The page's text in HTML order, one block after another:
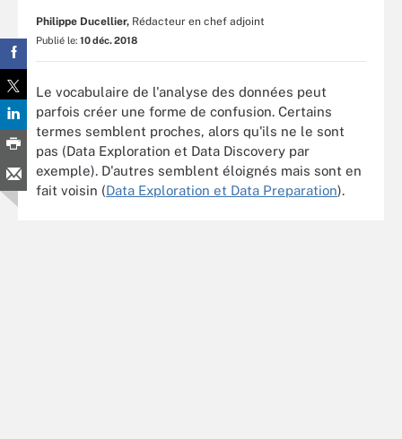
Philippe Ducellier, Rédacteur en chef adjoint
Publié le: 10 déc. 2018
Le vocabulaire de l'analyse des données peut
parfois créer une forme de confusion. Certains
termes semblent proches, alors qu'ils ne le sont
pas (Data Exploration et Data Discovery par
exemple). D'autres semblent éloignés mais sont en
fait voisin (Data Exploration et Data Preparation).